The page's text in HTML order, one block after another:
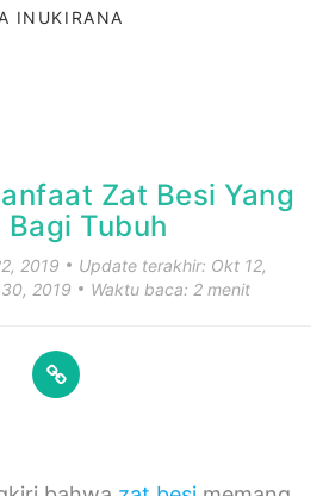
INUKIRANA
Zat Besi Yang
Tubuh
2019
Update terakhir: Okt 12,
2019 Waktu baca: 2 menit